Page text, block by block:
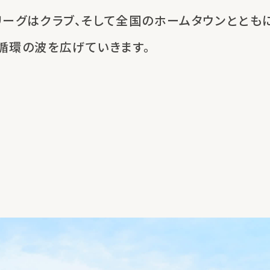
ーグはクラブ、 そして全国のホームタウンととも
環の波を広げていきます。